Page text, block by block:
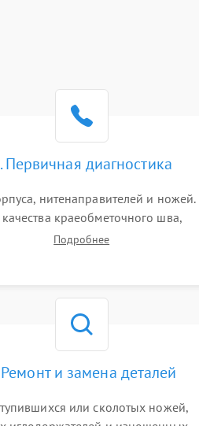
Первичная диагностика
нитенаправителей и ножей.
краеобметочного шва,
нитей и работы педали. Выявление
Подробнее
и замена деталей
или сколотых ножей,